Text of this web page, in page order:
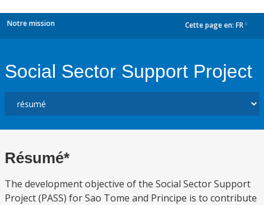
Notre mission Cette page en: FR
Social Sector Support Project
Résumé*
The development objective of the Social Sector Support
Project (PASS) for Sao Tome and Principe is to contribute